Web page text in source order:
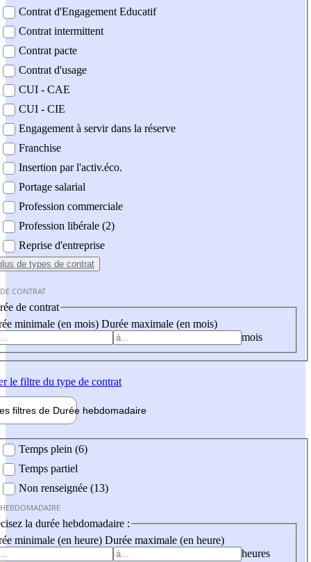
Contrat d'Engagement Educatif
Contrat intermittent
Contrat pacte
Contrat d'usage
CUI - CAE
CUI - CIE
Engagement à servir dans la réserve
Franchise
Insertion par l'activ.éco.
Portage salarial
Profession commerciale
Profession libérale (2)
Reprise d'entreprise
de types de contrat
CONTRAT
de contrat
minimale (en mois) Durée maximale (en mois)
mois
le filtre du type de contrat
filtres de Durée hebdomadaire
Temps plein (6)
Temps partiel
Non renseignée (13)
la durée hebdomadaire :
minimale (en heure) Durée maximale (en heure)
heures